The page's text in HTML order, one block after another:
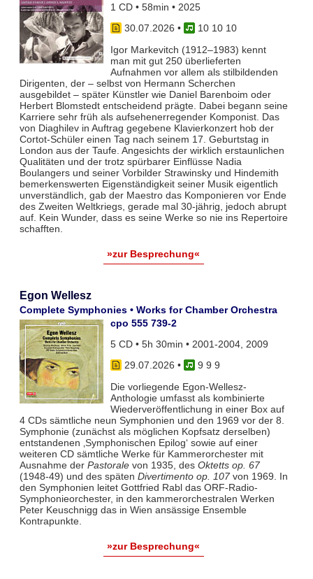
1 CD • 58min • 2025
30.07.2026 •
10 10 10
Igor Markevitch (1912–1983) kennt
man mit gut 250 überlieferten
Aufnahmen vor allem als stilbildenden
Dirigenten, der – selbst von Hermann Scherchen
ausgebildet – später Künstler wie Daniel Barenboim oder
Herbert Blomstedt entscheidend prägte. Dabei begann seine
Karriere sehr früh als aufsehenerregender Komponist. Das
von Diaghilev in Auftrag gegebene Klavierkonzert hob der
Cortot-Schüler einen Tag nach seinem 17. Geburtstag in
London aus der Taufe. Angesichts der wirklich erstaunlichen
Qualitäten und der trotz spürbarer Einflüsse Nadia
Boulangers und seiner Vorbilder Strawinsky und Hindemith
bemerkenswerten Eigenständigkeit seiner Musik eigentlich
unverständlich, gab der Maestro das Komponieren vor Ende
des Zweiten Weltkriegs, gerade mal 30-jährig, jedoch abrupt
auf. Kein Wunder, dass es seine Werke so nie ins Repertoire
schafften.
»zur Besprechung«
Egon Wellesz
Complete Symphonies • Works for Chamber Orchestra
cpo 555 739-2
5 CD • 5h 30min • 2001-2004, 2009
29.07.2026 •
9 9 9
Die vorliegende Egon-Wellesz-
Anthologie umfasst als kombinierte
Wiederveröffentlichung in einer Box auf
4 CDs sämtliche neun Symphonien und den 1969 vor der 8.
Symphonie (zunächst als möglichen Kopfsatz derselben)
entstandenen ‚Symphonischen Epilog‘ sowie auf einer
weiteren CD sämtliche Werke für Kammerorchester mit
Ausnahme der Pastoralevon 1935, des Oktetts op. 67
(1948-49) und des späten Divertimento op. 107von 1969. In
den Symphonien leitet Gottfried Rabl das ORF-Radio-
Symphonieorchester, in den kammerorchestralen Werken
Peter Keuschnigg das in Wien ansässige Ensemble
Kontrapunkte.
»zur Besprechung«